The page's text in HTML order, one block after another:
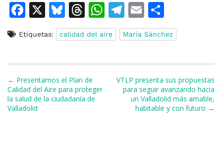
F
c
o
o
X
Bl
u
e
k
y
T
h
re
d
s
W
h
at
T
el
e
a
m
E
m
ai
o
m
ti
r
Etiquetas: calidad del aire María Sánchez
Navegación de entradas
← Presentamos el Plan de
Calidad del Aire para proteger
la salud de la ciudadanía de
Valladolid
VTLP presenta sus propuestas
para seguir avanzando hacia
un Valladolid más amable,
habitable y con futuro →